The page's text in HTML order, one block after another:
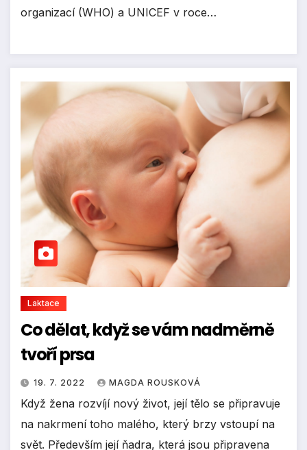
organizací (WHO) a UNICEF v roce…
Laktace
Co dělat, když se vám nadměrně
tvoří prsa
19. 7. 2022 MAGDA ROUSKOVÁ
Když žena rozvíjí nový život, její tělo se připravuje
na nakrmení toho malého, který brzy vstoupí na
svět. Především její ňadra, která jsou připravena